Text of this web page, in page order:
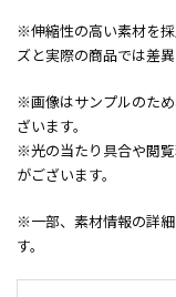
※伸縮性の高い素材を
ズと実際の商品では差異
※画像はサンプルのた
ざいます。
※光の当たり具合や閲
がございます。
※一部、素材情報の詳
す。